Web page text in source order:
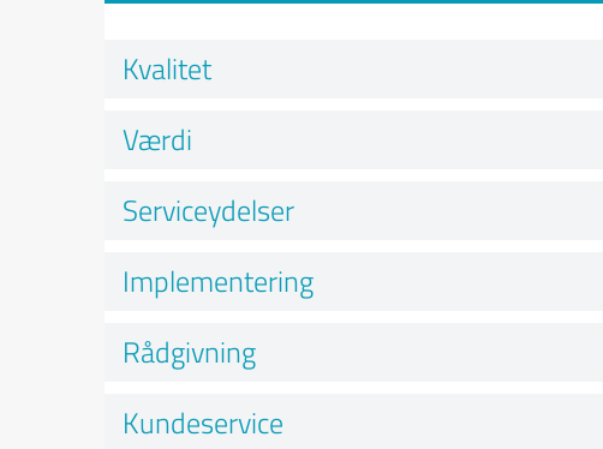
Kvalitet
Værdi
Serviceydelser
Implementering
Rådgivning
Kundeservice